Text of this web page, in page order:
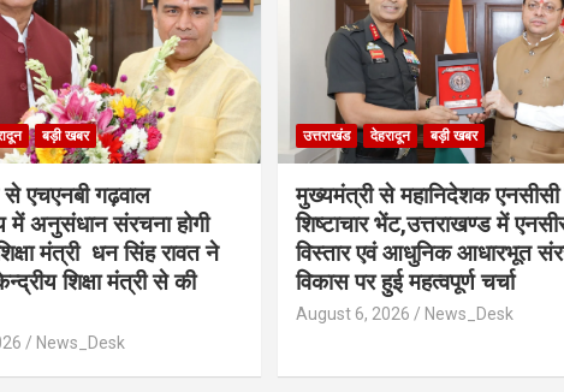
बड़ी खबर
एचएनबी गढ़वाल
में अनुसंधान संरचना होगी
मंत्री धन सिंह रावत ने
शिक्षा मंत्री से की
News_Desk
उत्तराखंड देहरादून बड़ी खबर
मुख्यमंत्री से महानिदेशक
शिष्टाचार भेंट,उत्तराखण्ड में
विस्तार एवं आधुनिक आधारभूत
विकास पर हुई महत्वपूर्ण चर्चा
August 6, 2026 News_Desk